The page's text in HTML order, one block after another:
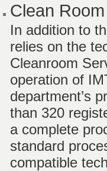
Clean
In addition to
relies on the
Cleanroom
operation of
department’s
than 320
a complete
standard
compatible